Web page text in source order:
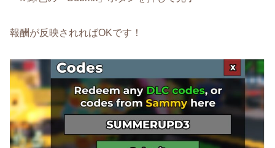
報酬が反映されればOKです！